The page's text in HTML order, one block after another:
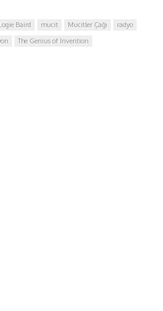
Baird mucit Mucitler Çağı
radyo
The Genius of Invention